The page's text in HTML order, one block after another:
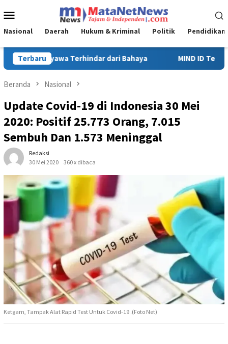
ke
Mobile
Nasional Daerah Hukum & Kriminal Politik Pendidikan
Terbaru
MIND ID Tegaskan Dukungan Penuh Bagi PT Vale di
Beranda Nasional
Update Covid-19 di Indonesia 30 Mei
2020: Positif 25.773 Orang, 7.015
Sembuh Dan 1.573 Meninggal
Redaksi
30 Mei 2020
360 x dibaca
Ketgam, Tampak Alat Rapid Test Untuk Covid-19 .(Foto Net)